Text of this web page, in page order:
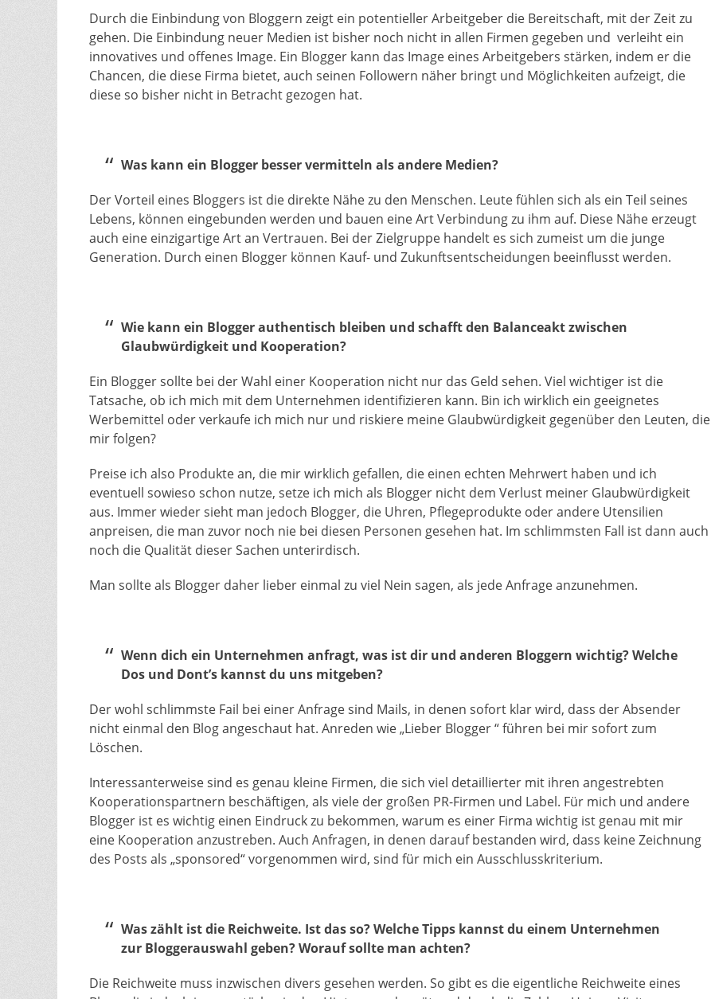
Durch die Einbindung von Bloggern zeigt ein potentieller Arbeitgeber die Bereitschaft, mit der Zeit zu
gehen. Die Einbindung neuer Medien ist bisher noch nicht in allen Firmen gegeben und verleiht ein
innovatives und offenes Image. Ein Blogger kann das Image eines Arbeitgebers stärken, indem er die
Chancen, die diese Firma bietet, auch seinen Followern näher bringt und Möglichkeiten aufzeigt, die
diese so bisher nicht in Betracht gezogen hat.
Was kann ein Blogger besser vermitteln als andere Medien?
Der Vorteil eines Bloggers ist die direkte Nähe zu den Menschen. Leute fühlen sich als ein Teil seines
Lebens, können eingebunden werden und bauen eine Art Verbindung zu ihm auf. Diese Nähe erzeugt
auch eine einzigartige Art an Vertrauen. Bei der Zielgruppe handelt es sich zumeist um die junge
Generation. Durch einen Blogger können Kauf- und Zukunftsentscheidungen beeinflusst werden.
Wie kann ein Blogger authentisch bleiben und schafft den Balanceakt zwischen
Glaubwürdigkeit und Kooperation?
Ein Blogger sollte bei der Wahl einer Kooperation nicht nur das Geld sehen. Viel wichtiger ist die
Tatsache, ob ich mich mit dem Unternehmen identifizieren kann. Bin ich wirklich ein geeignetes
Werbemittel oder verkaufe ich mich nur und riskiere meine Glaubwürdigkeit gegenüber den Leuten, die
mir folgen?
Preise ich also Produkte an, die mir wirklich gefallen, die einen echten Mehrwert haben und ich
eventuell sowieso schon nutze, setze ich mich als Blogger nicht dem Verlust meiner Glaubwürdigkeit
aus. Immer wieder sieht man jedoch Blogger, die Uhren, Pflegeprodukte oder andere Utensilien
anpreisen, die man zuvor noch nie bei diesen Personen gesehen hat. Im schlimmsten Fall ist dann auch
noch die Qualität dieser Sachen unterirdisch.
Man sollte als Blogger daher lieber einmal zu viel Nein sagen, als jede Anfrage anzunehmen.
Wenn dich ein Unternehmen anfragt, was ist dir und anderen Bloggern wichtig? Welche
Dos und Dont’s kannst du uns mitgeben?
Der wohl schlimmste Fail bei einer Anfrage sind Mails, in denen sofort klar wird, dass der Absender
nicht einmal den Blog angeschaut hat. Anreden wie „Lieber Blogger “ führen bei mir sofort zum
Löschen.
Interessanterweise sind es genau kleine Firmen, die sich viel detaillierter mit ihren angestrebten
Kooperationspartnern beschäftigen, als viele der großen PR-Firmen und Label. Für mich und andere
Blogger ist es wichtig einen Eindruck zu bekommen, warum es einer Firma wichtig ist genau mit mir
eine Kooperation anzustreben. Auch Anfragen, in denen darauf bestanden wird, dass keine Zeichnung
des Posts als „sponsored“ vorgenommen wird, sind für mich ein Ausschlusskriterium.
Was zählt ist die Reichweite. Ist das so? Welche Tipps kannst du einem Unternehmen
zur Bloggerauswahl geben? Worauf sollte man achten?
Die Reichweite muss inzwischen divers gesehen werden. So gibt es die eigentliche Reichweite eines